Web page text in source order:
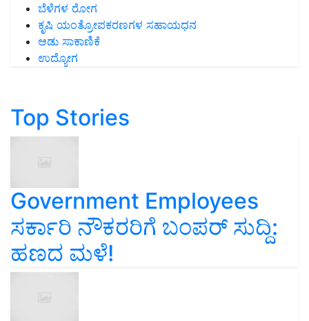
ಬೆಳೆಗಳ ರೋಗ
ಕೃಷಿ ಯಂತ್ರೋಪಕರಣಗಳ ಸಹಾಯಧನ
ಆಡು ಸಾಕಾಣಿಕೆ
ಉದ್ಯೋಗ
Top Stories
Government Employees
ಸರ್ಕಾರಿ ನೌಕರರಿಗೆ ಬಂಪರ್‌ ಸುದ್ದಿ:
ಹಣದ ಮಳೆ!